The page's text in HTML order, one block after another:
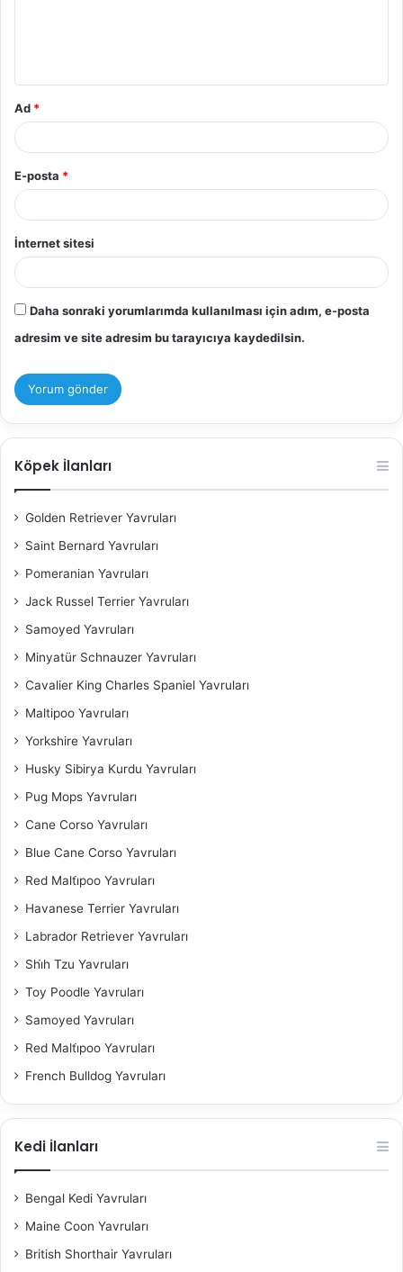
Ad *
E-posta *
İnternet sitesi
Daha sonraki yorumlarımda kullanılması için adım, e-posta
adresim ve site adresim bu tarayıcıya kaydedilsin.
Köpek İlanları
Golden Retriever Yavruları
Saint Bernard Yavruları
Pomeranian Yavruları
Jack Russel Terrier Yavruları
Samoyed Yavruları
Minyatür Schnauzer Yavruları
Cavalier King Charles Spaniel​ Yavruları
Maltipoo Yavruları
Yorkshire Yavruları
Husky Sibirya Kurdu Yavruları
Pug Mops Yavruları
Cane Corso Yavruları
Blue Cane Corso Yavruları
Red Malti̇poo Yavruları
Havanese Terrier Yavruları
Labrador Retriever Yavruları
Shi̇h Tzu Yavruları
Toy Poodle Yavruları
Samoyed Yavruları
Red Malti̇poo Yavruları
French Bulldog Yavruları
Kedi İlanları
Bengal Kedi Yavruları
Maine Coon Yavruları
British Shorthair Yavruları